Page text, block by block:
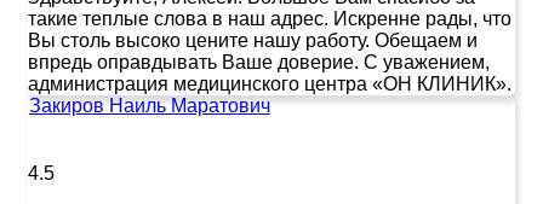
такие теплые слова в наш адрес. Искренне рады, что
Вы столь высоко цените нашу работу. Обещаем и
впредь оправдывать Ваше доверие. С уважением,
администрация медицинского центра «ОН КЛИНИК».
Закиров Наиль Маратович
4.5